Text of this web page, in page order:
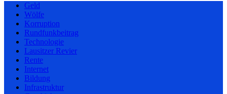
Geld
Wölfe
Korruption
Rundfunkbeitrag
Technologie
Lausitzer Revier
Rente
Internet
Bildung
Infrastruktur